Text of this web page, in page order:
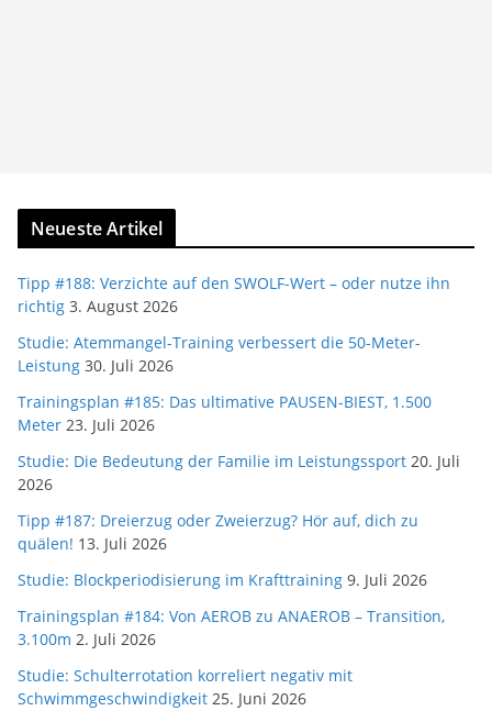
Neueste Artikel
Tipp #188: Verzichte auf den SWOLF-Wert – oder nutze ihn
richtig 3. August 2026
Studie: Atemmangel-Training verbessert die 50-Meter-
Leistung 30. Juli 2026
Trainingsplan #185: Das ultimative PAUSEN-BIEST, 1.500
Meter 23. Juli 2026
Studie: Die Bedeutung der Familie im Leistungssport 20. Juli
2026
Tipp #187: Dreierzug oder Zweierzug? Hör auf, dich zu
quälen! 13. Juli 2026
Studie: Blockperiodisierung im Krafttraining 9. Juli 2026
Trainingsplan #184: Von AEROB zu ANAEROB – Transition,
3.100m 2. Juli 2026
Studie: Schulterrotation korreliert negativ mit
Schwimmgeschwindigkeit 25. Juni 2026